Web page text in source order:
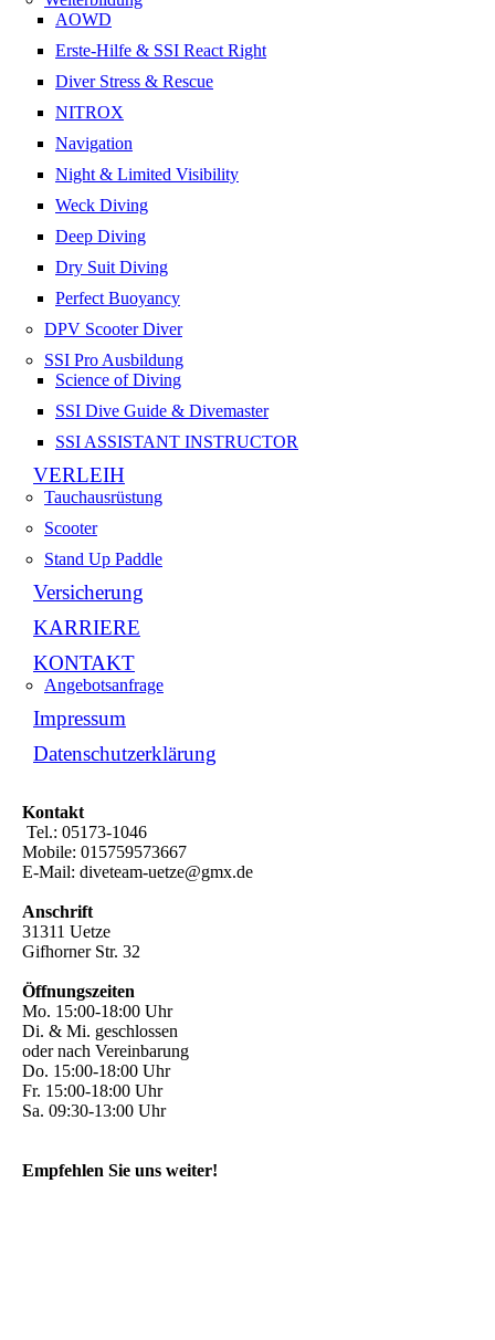
AOWD
Erste-Hilfe & SSI React Right
Diver Stress & Rescue
NITROX
Navigation
Night & Limited Visibility
Weck Diving
Deep Diving
Dry Suit Diving
Perfect Buoyancy
DPV Scooter Diver
SSI Pro Ausbildung
Science of Diving
SSI Dive Guide & Divemaster
SSI ASSISTANT INSTRUCTOR
VERLEIH
Tauchausrüstung
Scooter
Stand Up Paddle
Versicherung
KARRIERE
KONTAKT
Angebots­anfrage
Impressum
Datenschutzerklärung
Kontakt
Tel.: 05173-1046
Mobile: 015759573667
E-Mail: diveteam-uetze@gmx.de
Anschrift
31311 Uetze
Gifhorner Str. 32
Öffnungszeiten
Mo. 15:00-18:00 Uhr
Di. & Mi. geschlossen
oder nach Vereinbarung
Do. 15:00-18:00 Uhr
Fr. 15:00-18:00 Uhr
Sa. 09:30-13:00 Uhr
Empfehlen Sie uns weiter!